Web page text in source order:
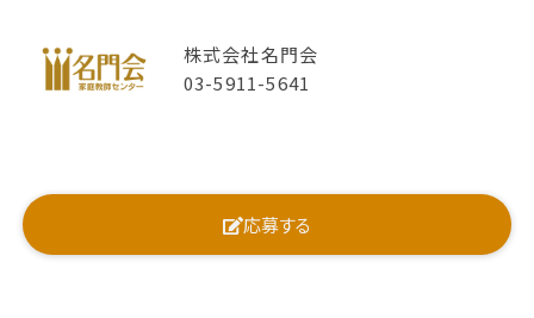
株式会社名門会
03-5911-5641
応募する